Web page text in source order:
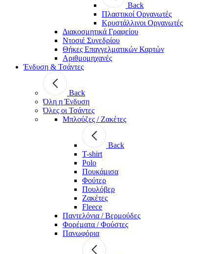
Back
Πλαστικοί Οργανωτές
Κρυστάλλινοι Οργανωτές
Διακοσμητικά Γραφείου
Ντοσιέ Συνεδρίου
Θήκες Επαγγελματικών Καρτών
Αριθμομηχανές
Ένδυση & Τσάντες
Back
Όλη η Ένδυση
Όλες οι Τσάντες
Μπλούζες / Ζακέτες
Back
T-shirt
Polo
Πουκάμισα
Φούτερ
Πουλόβερ
Ζακέτες
Fleece
Παντελόνια / Βερμούδες
Φορέματα / Φούστες
Πανωφόρια